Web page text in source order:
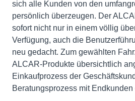
sich alle Kunden von den
persönlich überzeugen. Der
sofort nicht nur in einem völlig
Verfügung, auch die
neu gedacht. Zum gewählten
ALCAR-Produkte übersichtlich
Einkaufprozess der
Beratungsprozess mit